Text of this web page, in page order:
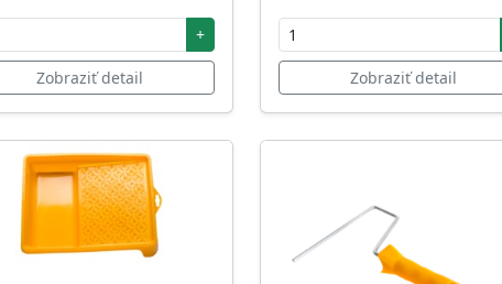
+
Zobraziť detail Zobraziť detail